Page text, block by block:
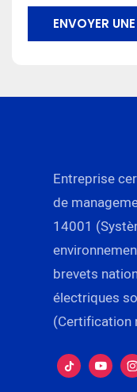
ENVOYER
Entreprise
de
14001
brevets
électriques
(Certification